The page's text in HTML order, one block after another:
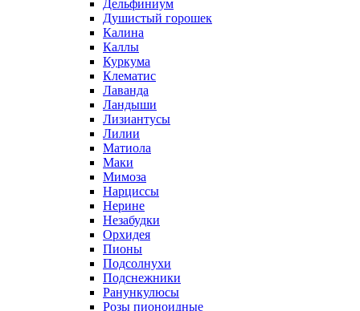
Дельфиниум
Душистый горошек
Калина
Каллы
Куркума
Клематис
Лаванда
Ландыши
Лизиантусы
Лилии
Матиола
Маки
Мимоза
Нарциссы
Нерине
Незабудки
Орхидея
Пионы
Подсолнухи
Подснежники
Ранункулюсы
Розы пионоидные